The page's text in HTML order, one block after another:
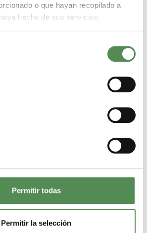
o que hayan recopilado a
hecho de sus servicios.
Permitir todas
Permitir la selección